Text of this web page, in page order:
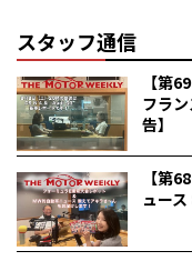
スタッフ通信
【第
フラ
告】
【第
ュー